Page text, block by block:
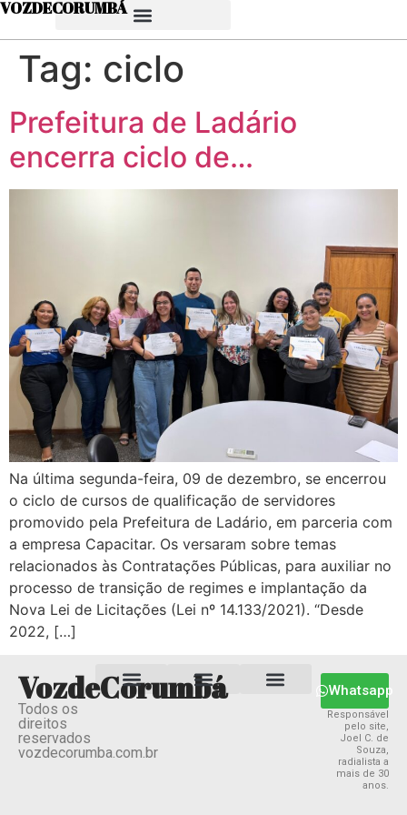
VOZDECORUMBÁ
Tag: ciclo
Prefeitura de Ladário
encerra ciclo de…
Na última segunda-feira, 09 de dezembro, se encerrou
o ciclo de cursos de qualificação de servidores
promovido pela Prefeitura de Ladário, em parceria com
a empresa Capacitar. Os versaram sobre temas
relacionados às Contratações Públicas, para auxiliar no
processo de transição de regimes e implantação da
Nova Lei de Licitações (Lei nº 14.133/2021). “Desde
2022, […]
VozdeCorumbá
Todos os
direitos
reservados
vozdecorumba.com.br
Whatsapp
Responsável
pelo site,
Joel C. de
Souza,
radialista a
mais de 30
anos.